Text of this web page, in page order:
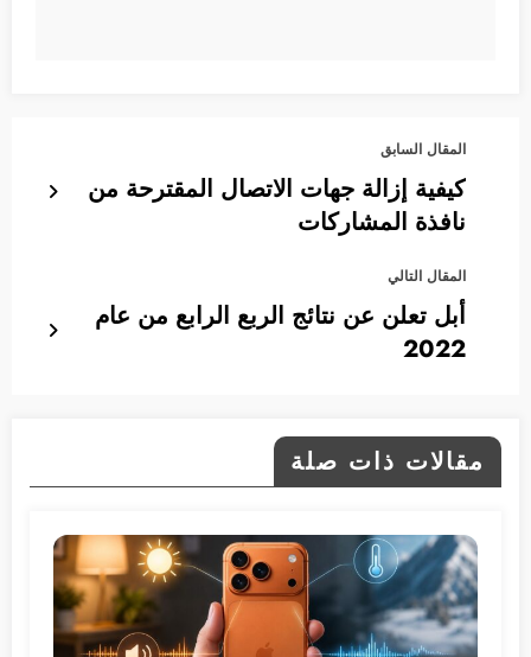
المقال السابق
كيفية إزالة جهات الاتصال المقترحة من
نافذة المشاركات
المقال التالي
أبل تعلن عن نتائج الربع الرابع من عام
2022
مقالات ذات صلة